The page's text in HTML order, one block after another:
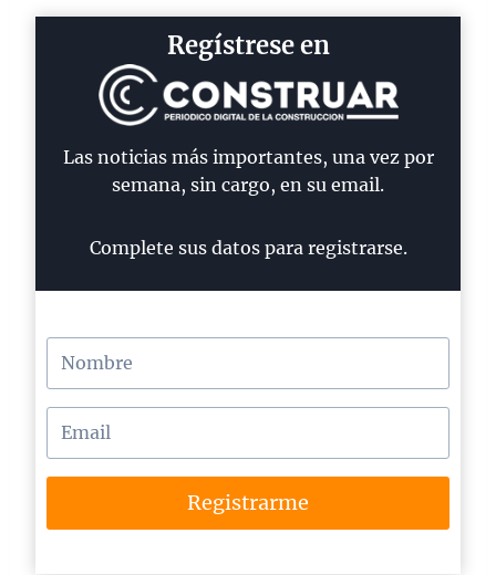
Regístrese en
Las noticias más importantes, una vez por
semana, sin cargo, en su email.
Complete sus datos para registrarse.
Registrarme